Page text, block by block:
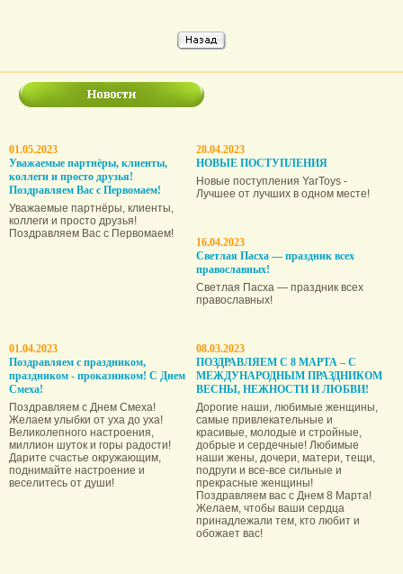
01.05.2023
Уважаемые партнёры, клиенты,
коллеги и просто друзья!
Поздравляем Вас с Первомаем!
Уважаемые партнёры, клиенты,
коллеги и просто друзья!
Поздравляем Вас с Первомаем!
28.04.2023
НОВЫЕ ПОСТУПЛЕНИЯ
Новые поступления YarToys -
Лучшее от лучших в одном месте!
16.04.2023
Светлая Пасха — праздник всех
православных!
Светлая Пасха — праздник всех
православных!
01.04.2023
Поздравляем с праздником,
праздником - проказником! С Днем
Смеха!
Поздравляем с Днем Смеха!
Желаем улыбки от уха до уха!
Великолепного настроения,
миллион шуток и горы радости!
Дарите счастье окружающим,
поднимайте настроение и
веселитесь от души!
08.03.2023
ПОЗДРАВЛЯЕМ С 8 МАРТА – С
МЕЖДУНАРОДНЫМ ПРАЗДНИКОМ
ВЕСНЫ, НЕЖНОСТИ И ЛЮБВИ!
Дорогие наши, любимые женщины,
самые привлекательные и
красивые, молодые и стройные,
добрые и сердечные! Любимые
наши жены, дочери, матери, тещи,
подруги и все-все сильные и
прекрасные женщины!
Поздравляем вас с Днем 8 Марта!
Желаем, чтобы ваши сердца
принадлежали тем, кто любит и
обожает вас!